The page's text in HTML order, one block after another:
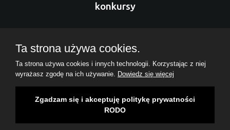
konkursy
nasz zespół
Copyrights ( c ) 2026 Fundacja Missio Cordis
Ta strona używa cookies.
Ta strona używa cookies i innych technologii. Korzystając z niej
wyrażasz zgodę na ich używanie. Dowiedz się więcej
Zgadzam się i akceptuję politykę prywatności
RODO